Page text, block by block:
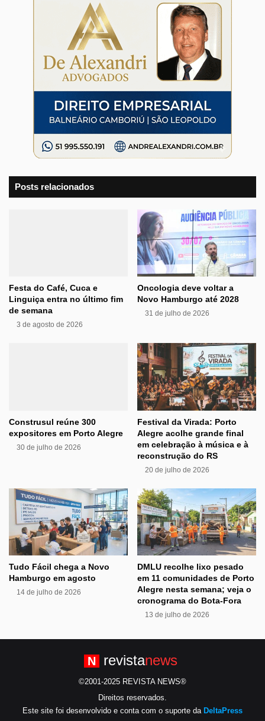
Posts relacionados
Festa do Café, Cuca e
Linguiça entra no último fim
de semana
3 de agosto de 2026
Oncologia deve voltar a
Novo Hamburgo até 2028
31 de julho de 2026
Construsul reúne 300
expositores em Porto Alegre
30 de julho de 2026
Festival da Virada: Porto
Alegre acolhe grande final
em celebração à música e à
reconstrução do RS
20 de julho de 2026
Tudo Fácil chega a Novo
Hamburgo em agosto
14 de julho de 2026
DMLU recolhe lixo pesado
em 11 comunidades de Porto
Alegre nesta semana; veja o
cronograma do Bota-Fora
13 de julho de 2026
N revistanews
©2001-2025 REVISTA NEWS®
Direitos reservados.
Este site foi desenvolvido e conta com o suporte da DeltaPress